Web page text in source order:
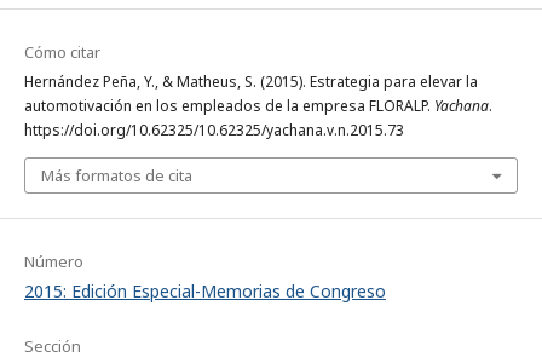
Cómo citar
Hernández Peña, Y., & Matheus, S. (2015). Estrategia para elevar la
automotivación en los empleados de la empresa FLORALP. Yachana.
https://doi.org/10.62325/10.62325/yachana.v.n.2015.73
Más formatos de cita
Número
2015: Edición Especial-Memorias de Congreso
Sección